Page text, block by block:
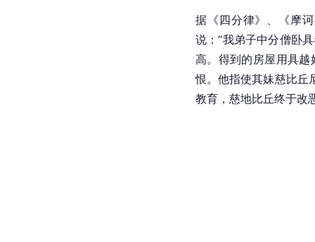
据《四分律》、《摩诃
说：“我弟子中分僧卧
高。得到的房屋用具
恨。他指使其妹慈比丘
教育，慈地比丘终于改